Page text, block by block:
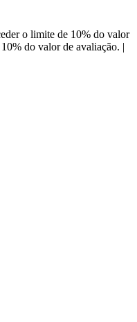
o limite de 10% do valor
do valor de avaliação. |